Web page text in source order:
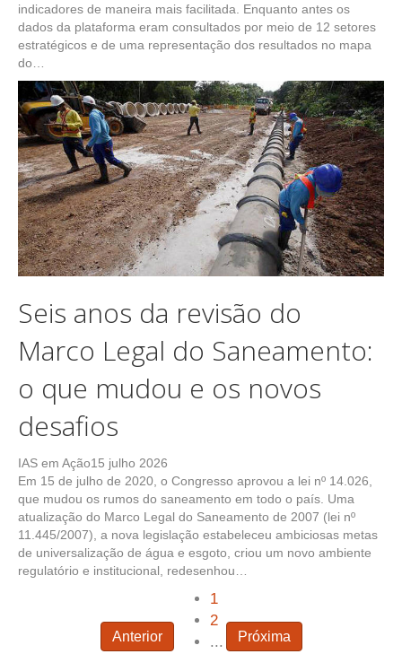
indicadores de maneira mais facilitada. Enquanto antes os
dados da plataforma eram consultados por meio de 12 setores
estratégicos e de uma representação dos resultados no mapa
do…
Seis anos da revisão do
Marco Legal do Saneamento:
o que mudou e os novos
desafios
IAS em Ação15 julho 2026
Em 15 de julho de 2020, o Congresso aprovou a lei nº 14.026,
que mudou os rumos do saneamento em todo o país. Uma
atualização do Marco Legal do Saneamento de 2007 (lei nº
11.445/2007), a nova legislação estabeleceu ambiciosas metas
de universalização de água e esgoto, criou um novo ambiente
regulatório e institucional, redesenhou…
Anterior
1
2
...
Próxima